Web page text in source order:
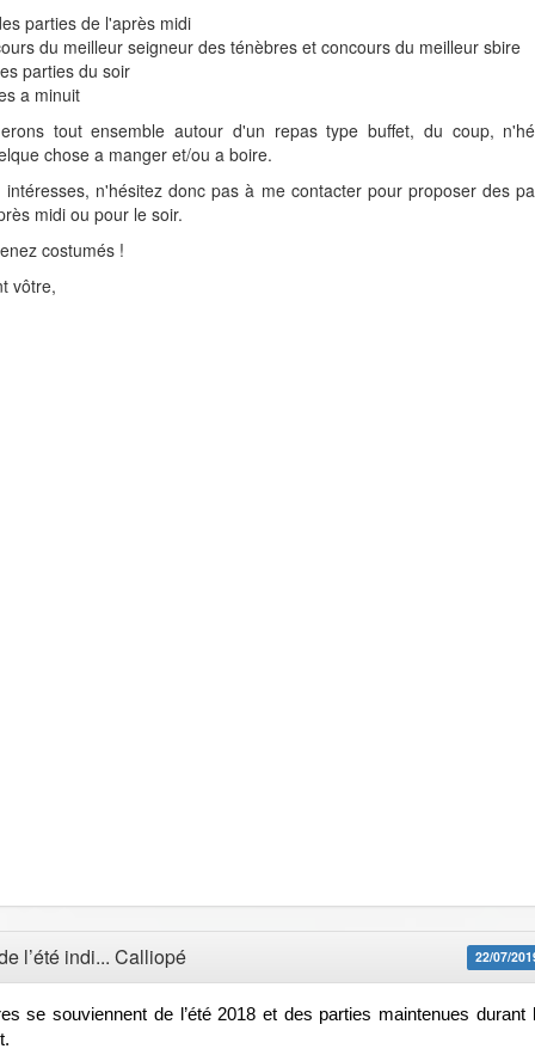
parties de l'après midi
du meilleur seigneur des ténèbres et concours du meilleur sbire
parties du soir
a minuit
tout ensemble autour d'un repas type buffet, du coup,
chose a manger et/ou a boire.
intéresses, n'hésitez donc pas à me contacter pour proposer des
midi ou pour le soir.
costumés !
vôtre,
22/07/
l’été indi... Calliopé
se souviennent de l’été 2018 et des parties maintenues durant